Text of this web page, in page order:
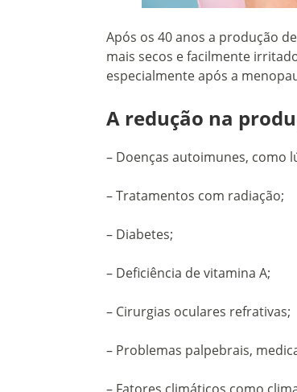
Após os 40 anos a produção
mais secos e facilmente
especialmente após a
A redução na
– Doenças autoimunes, como
– Tratamentos com radiação;
– Diabetes;
– Deficiência de vitamina A;
– Cirurgias oculares refrativas;
– Problemas palpebrais,